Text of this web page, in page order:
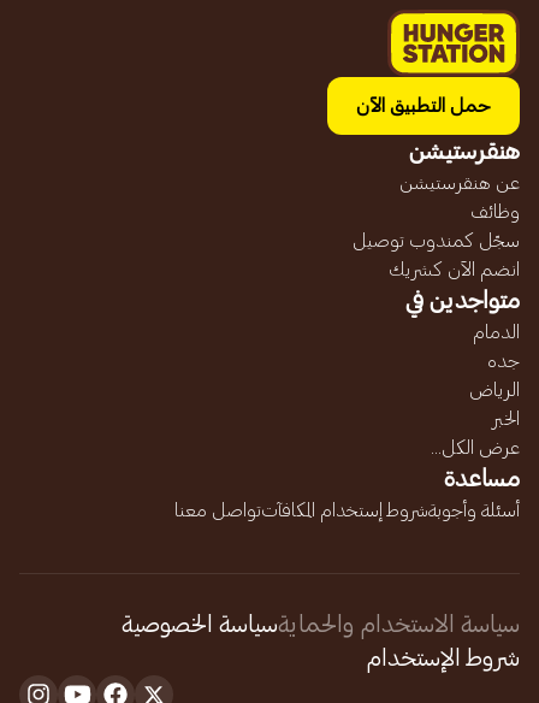
حمل التطبيق الآن
هنقرستيشن
عن هنقرستيشن
وظائف
سجّل كمندوب توصيل
انضم الآن كشريك
متواجدين في
الدمام
جده
الرياض
الخبر
عرض الكل...
مساعدة
أسئلة وأجوبةشروط إستخدام المكافآتتواصل معنا
سياسة الاستخدام والحمايةسياسة الخصوصية
شروط الإستخدام